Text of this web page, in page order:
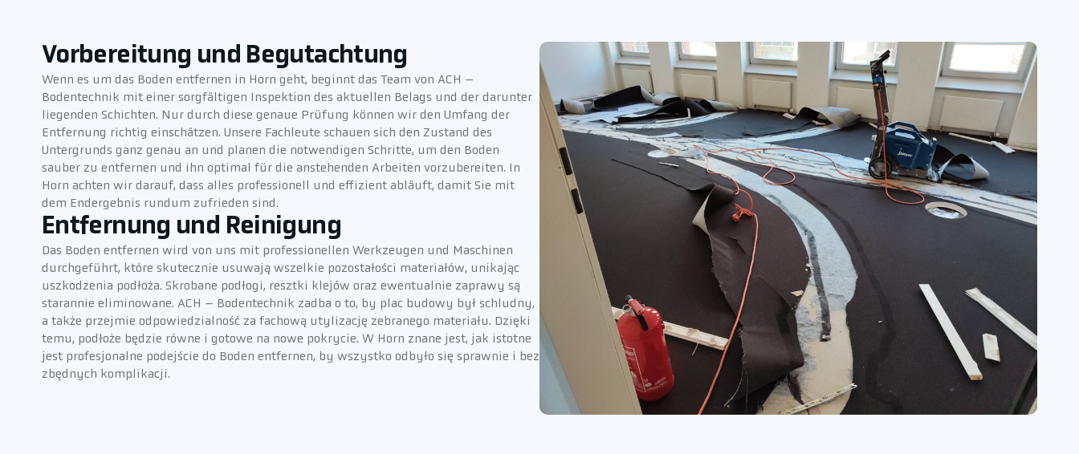
Vorbereitung und Begutachtung
Wenn es um das Boden entfernen in Horn geht, beginnt das Team von ACH –
Bodentechnik mit einer sorgfältigen Inspektion des aktuellen Belags und der darunter
liegenden Schichten. Nur durch diese genaue Prüfung können wir den Umfang der
Entfernung richtig einschätzen. Unsere Fachleute schauen sich den Zustand des
Untergrunds ganz genau an und planen die notwendigen Schritte, um den Boden
sauber zu entfernen und ihn optimal für die anstehenden Arbeiten vorzubereiten. In
Horn achten wir darauf, dass alles professionell und effizient abläuft, damit Sie mit
dem Endergebnis rundum zufrieden sind.
Entfernung und Reinigung
Das Boden entfernen wird von uns mit professionellen Werkzeugen und Maschinen
durchgeführt, które skutecznie usuwają wszelkie pozostałości materiałów, unikając
uszkodzenia podłoża. Skrobane podłogi, resztki klejów oraz ewentualnie zaprawy są
starannie eliminowane. ACH – Bodentechnik zadba o to, by plac budowy był schludny,
a także przejmie odpowiedzialność za fachową utylizację zebranego materiału. Dzięki
temu, podłoże będzie równe i gotowe na nowe pokrycie. W Horn znane jest, jak istotne
jest profesjonalne podejście do Boden entfernen, by wszystko odbyło się sprawnie i bez
zbędnych komplikacji.